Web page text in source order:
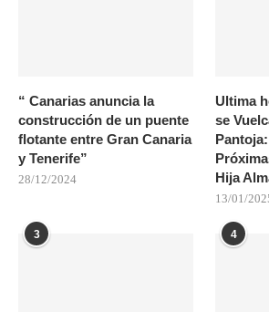
“ Canarias anuncia la
construcción de un puente
flotante entre Gran Canaria
y Tenerife”
28/12/2024
Ultima
se
Hija
13/01/
3 4